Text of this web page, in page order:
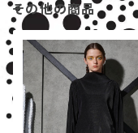
その他の商品